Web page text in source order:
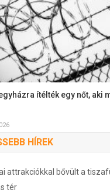
ítélték egy nőt, aki
HÍREK
attrakciókkal bővült a
tér